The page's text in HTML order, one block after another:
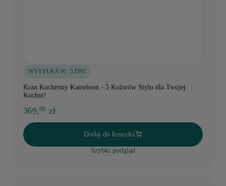
WYSYŁKA W: 5 DNI
Kran Kuchenny Kameleon - 5 Kolorów Stylu dla Twojej
Kuchni!
369,00 zł
Dodaj do koszyka
Szybki podgląd